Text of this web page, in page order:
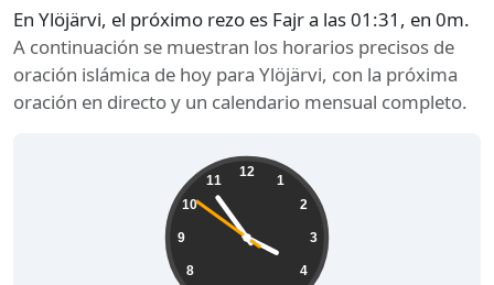
En Ylöjärvi, el próximo rezo es Fajr a las 01:31, en 0m.
A continuación se muestran los horarios precisos de
oración islámica de hoy para Ylöjärvi, con la próxima
oración en directo y un calendario mensual completo.
12
1
2
3
4
8
9
10
11